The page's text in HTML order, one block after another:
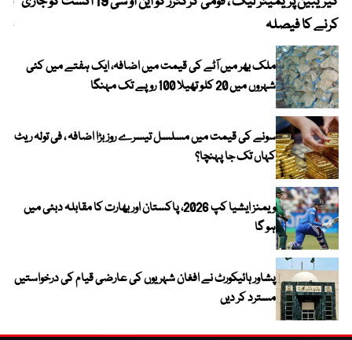
کرنے کا فیصلہ
ملک بھر میں آٹے کی قیمت میں اضافہ، ایک ہفتے میں کئی
شہروں میں 20 کلو تھیلا 100 روپے تک مہنگا
سونے کی قیمت میں مسلسل تیسرے روز بڑا اضافہ ، فی تولہ ریٹ
کہاں تک جا پہنچا؟
ویمنز ایشیا کپ 2026، پاکستان اور بھارت کا مقابلہ دبئی میں
ہو گا
پشاور ہائیکورٹ نے افغان شہریوں کی عارضی قیام کی درخواستیں
مسترد کر دیں